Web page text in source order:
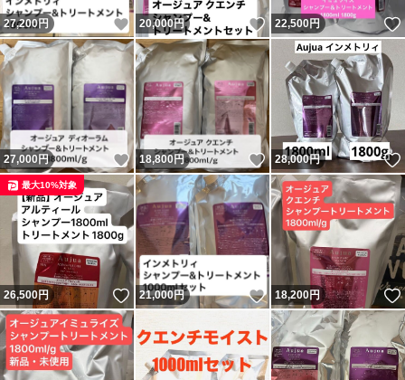
27,200円 いいね！
20,000円 いいね！
22,500円
27,000 円 いいね！
18,800 円 いいね！
28,000円
26,500円 いいね！
最大10%対象
21,000円 いいね！
18,200円